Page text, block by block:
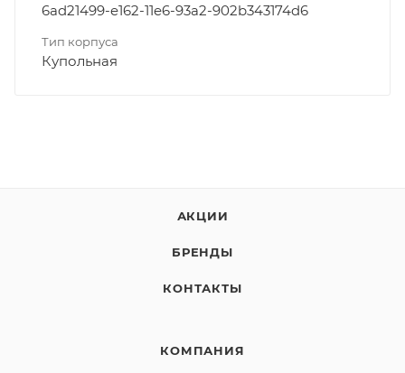
6ad21499-e162-11e6-93a2-902b343174d6
Тип корпуса
Купольная
АКЦИИ
БРЕНДЫ
КОНТАКТЫ
КОМПАНИЯ